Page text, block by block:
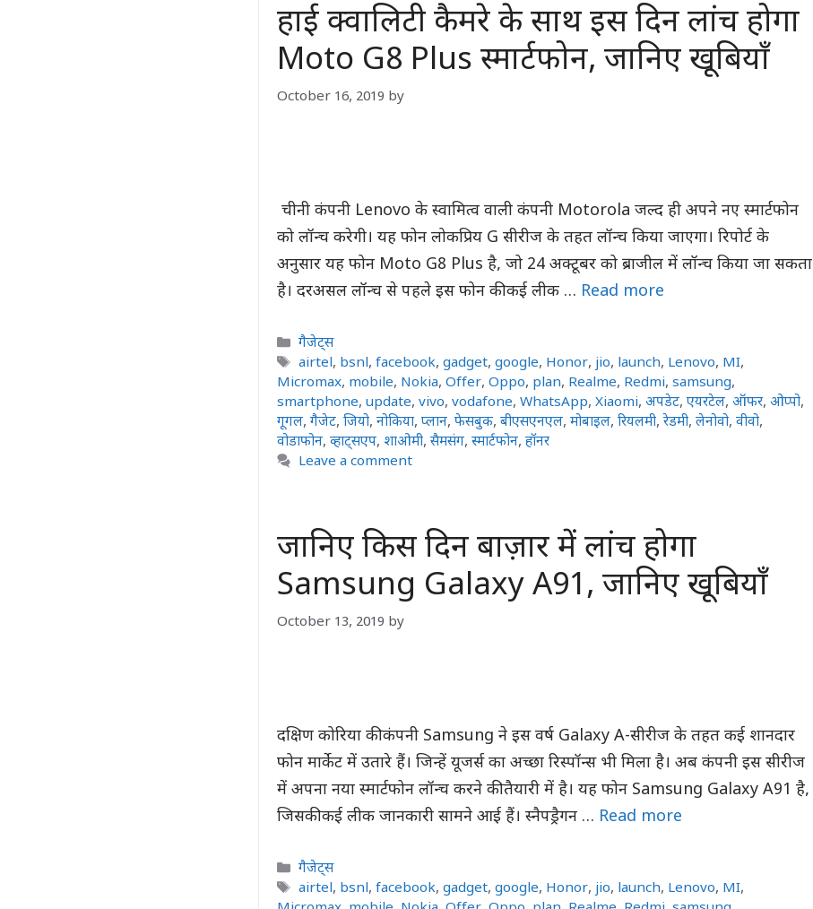
हाई क्वालिटी कैमरे के साथ इस दिन लांच होगा
Moto G8 Plus स्मार्टफोन, जानिए खूबियाँ
October 16, 2019 by
चीनी कंपनी Lenovo के स्वामित्व वाली कंपनी Motorola जल्द ही अपने नए स्मार्टफोन
को लॉन्च करेगी। यह फोन लोकप्रिय G सीरीज के तहत लॉन्च किया जाएगा। रिपोर्ट के
अनुसार यह फोन Moto G8 Plus है, जो 24 अक्टूबर को ब्राजील में लॉन्च किया जा सकता
है। दरअसल लॉन्च से पहले इस फोन की कई लीक … Read more
Categories
गैजेट्स
Tags
airtel, bsnl,facebook,gadget,google, Honor, jio, launch, Lenovo, MI,
Micromax, mobile, Nokia, Offer, Oppo, plan, Realme, Redmi, samsung,
smartphone, update, vivo, vodafone, WhatsApp, Xiaomi, अपडेट, एयरटेल, ऑफर, ओप्पो,
गूगल, गैजेट, जियो, नोकिया, प्लान, फेसबुक, बीएसएनएल, मोबाइल, रियलमी, रेडमी, लेनोवो, वीवो,
वोडाफोन, व्हाट्सएप, शाओमी, सैमसंग, स्मार्टफोन, हॉनर
Leave a comment
जानिए किस दिन बाज़ार में लांच होगा
Samsung Galaxy A91, जानिए खूबियाँ
October 13, 2019 by
दक्षिण कोरिया की कंपनी Samsung ने इस वर्ष Galaxy A-सीरीज के तहत कई शानदार
फोन मार्केट में उतारे हैं। जिन्हें यूजर्स का अच्छा रिस्पॉन्स भी मिला है। अब कंपनी इस सीरीज
में अपना नया स्मार्टफोन लॉन्च करने की तैयारी में है। यह फोन Samsung Galaxy A91 है,
जिसकी कई लीक जानकारी सामने आई हैं। स्नैपड्रैगन … Read more
Categories
गैजेट्स
Tags
airtel, bsnl,facebook,gadget,google, Honor, jio, launch, Lenovo, MI,